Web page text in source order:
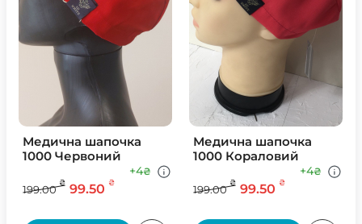
Медична шапочка
1000 Червоний
199.00
₴ 99.50 ₴
+4₴
Медична шапочка
1000 Кораловий
199.00
₴ 99.50 ₴
+4₴